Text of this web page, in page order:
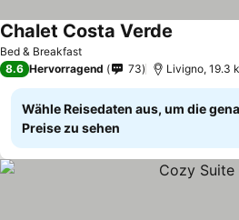
Bed & Breakfast
Chalet Costa Verde
8.6 Hervorragend 73 Livigno, 19.3
Wähle Reisedaten aus, um die
Preise zu sehen